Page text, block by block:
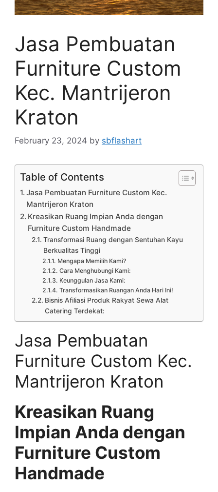
Jasa Pembuatan
Furniture Custom
Kec. Mantrijeron
Kraton
February 23, 2024 by sbflashart
Table of Contents
Jasa Pembuatan Furniture Custom Kec.
Mantrijeron Kraton
Kreasikan Ruang Impian Anda dengan
Furniture Custom Handmade
Transformasi Ruang dengan Sentuhan Kayu
Berkualitas Tinggi
Mengapa Memilih Kami?
Cara Menghubungi Kami:
Keunggulan Jasa Kami:
Transformasikan Ruangan Anda Hari Ini!
Bisnis Afiliasi Produk Rakyat Sewa Alat
Catering Terdekat:
Jasa Pembuatan
Furniture Custom Kec.
Mantrijeron Kraton
Kreasikan Ruang
Impian Anda dengan
Furniture Custom
Handmade